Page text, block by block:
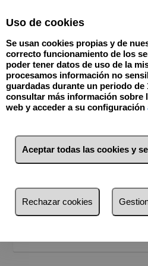
BUSCADOR
Venta Alquiler
Provincia
Alicante (62)
Busca por referencia, precio,
Uso de cookies
Se usan cookies propias y de
correcto funcionamiento de los
poder tener datos de uso de la
procesamos información no
guardadas durante un periodo de
consultar más información sobre
web y acceder a su configuración
Aceptar todas las cookies y
Rechazar cookies